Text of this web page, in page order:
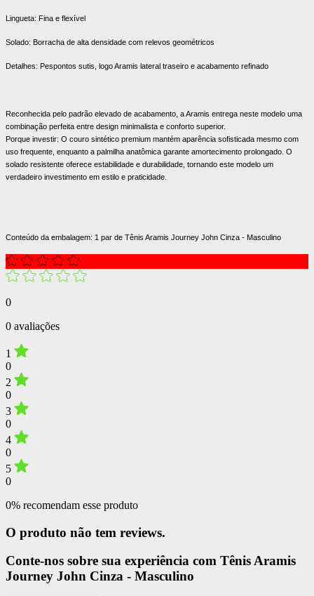
Lingueta: Fina e flexível
Solado: Borracha de alta densidade com relevos geométricos
Detalhes: Pespontos sutis, logo Aramis lateral traseiro e acabamento refinado
Reconhecida pelo padrão elevado de acabamento, a Aramis entrega neste modelo uma
combinação perfeita entre design minimalista e conforto superior.
Porque investir: O couro sintético premium mantém aparência sofisticada mesmo com
uso frequente, enquanto a palmilha anatômica garante amortecimento prolongado. O
solado resistente oferece estabilidade e durabilidade, tornando este modelo um
verdadeiro investimento em estilo e praticidade.
Conteúdo da embalagem: 1 par de Tênis Aramis Journey John Cinza - Masculino
0
0 avaliações
1
0
2
0
3
0
4
0
5
0
0% recomendam esse produto
O produto não tem reviews.
Conte-nos sobre sua experiência com Tênis Aramis
Journey John Cinza - Masculino